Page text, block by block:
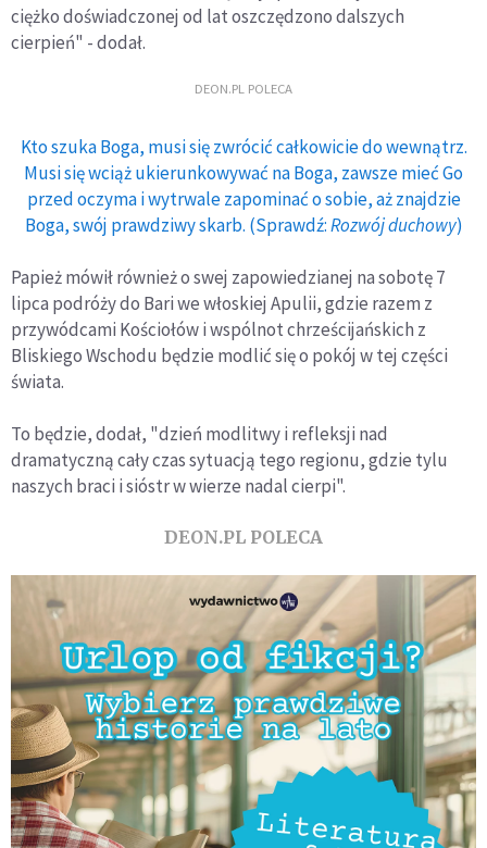
ciężko doświadczonej od lat oszczędzono dalszych
cierpień" - dodał.
DEON.PL POLECA
Kto szuka Boga, musi się zwrócić całkowicie do wewnątrz.
Musi się wciąż ukierunkowywać na Boga, zawsze mieć Go
przed oczyma i wytrwale zapominać o sobie, aż znajdzie
Boga, swój prawdziwy skarb. (Sprawdź:Rozwój duchowy)
Papież mówił również o swej zapowiedzianej na sobotę 7
lipca podróży do Bari we włoskiej Apulii, gdzie razem z
przywódcami Kościołów i wspólnot chrześcijańskich z
Bliskiego Wschodu będzie modlić się o pokój w tej części
świata.
To będzie, dodał, "dzień modlitwy i refleksji nad
dramatyczną cały czas sytuacją tego regionu, gdzie tylu
naszych braci i sióstr w wierze nadal cierpi".
DEON.PL POLECA